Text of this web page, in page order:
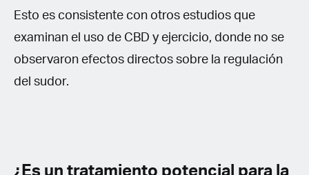
Esto es consistente con otros estudios que
examinan el uso de CBD y ejercicio, donde no se
observaron efectos directos sobre la regulación
del sudor.
¿Es un tratamiento potencial para la